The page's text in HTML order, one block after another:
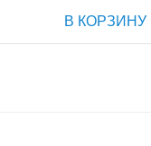
В КОРЗИНУ